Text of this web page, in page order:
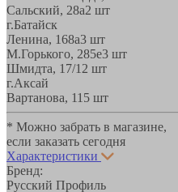
Сальский, 28a2 шт
г.Батайск
Ленина, 168а3 шт
М.Горького, 285е3 шт
Шмидта, 17/1 2 шт
г.Аксай
Вартанова, 11 5 шт
* Можно забрать в магазине,
если заказать сегодня
Характеристики
Бренд:
Русский Профиль